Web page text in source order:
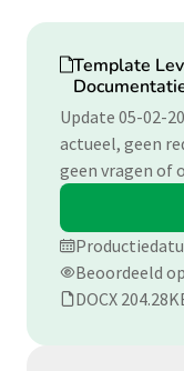
Download
Template
Update 05-02-
actueel, geen
geen vragen of
Beoordeeld
DOCX